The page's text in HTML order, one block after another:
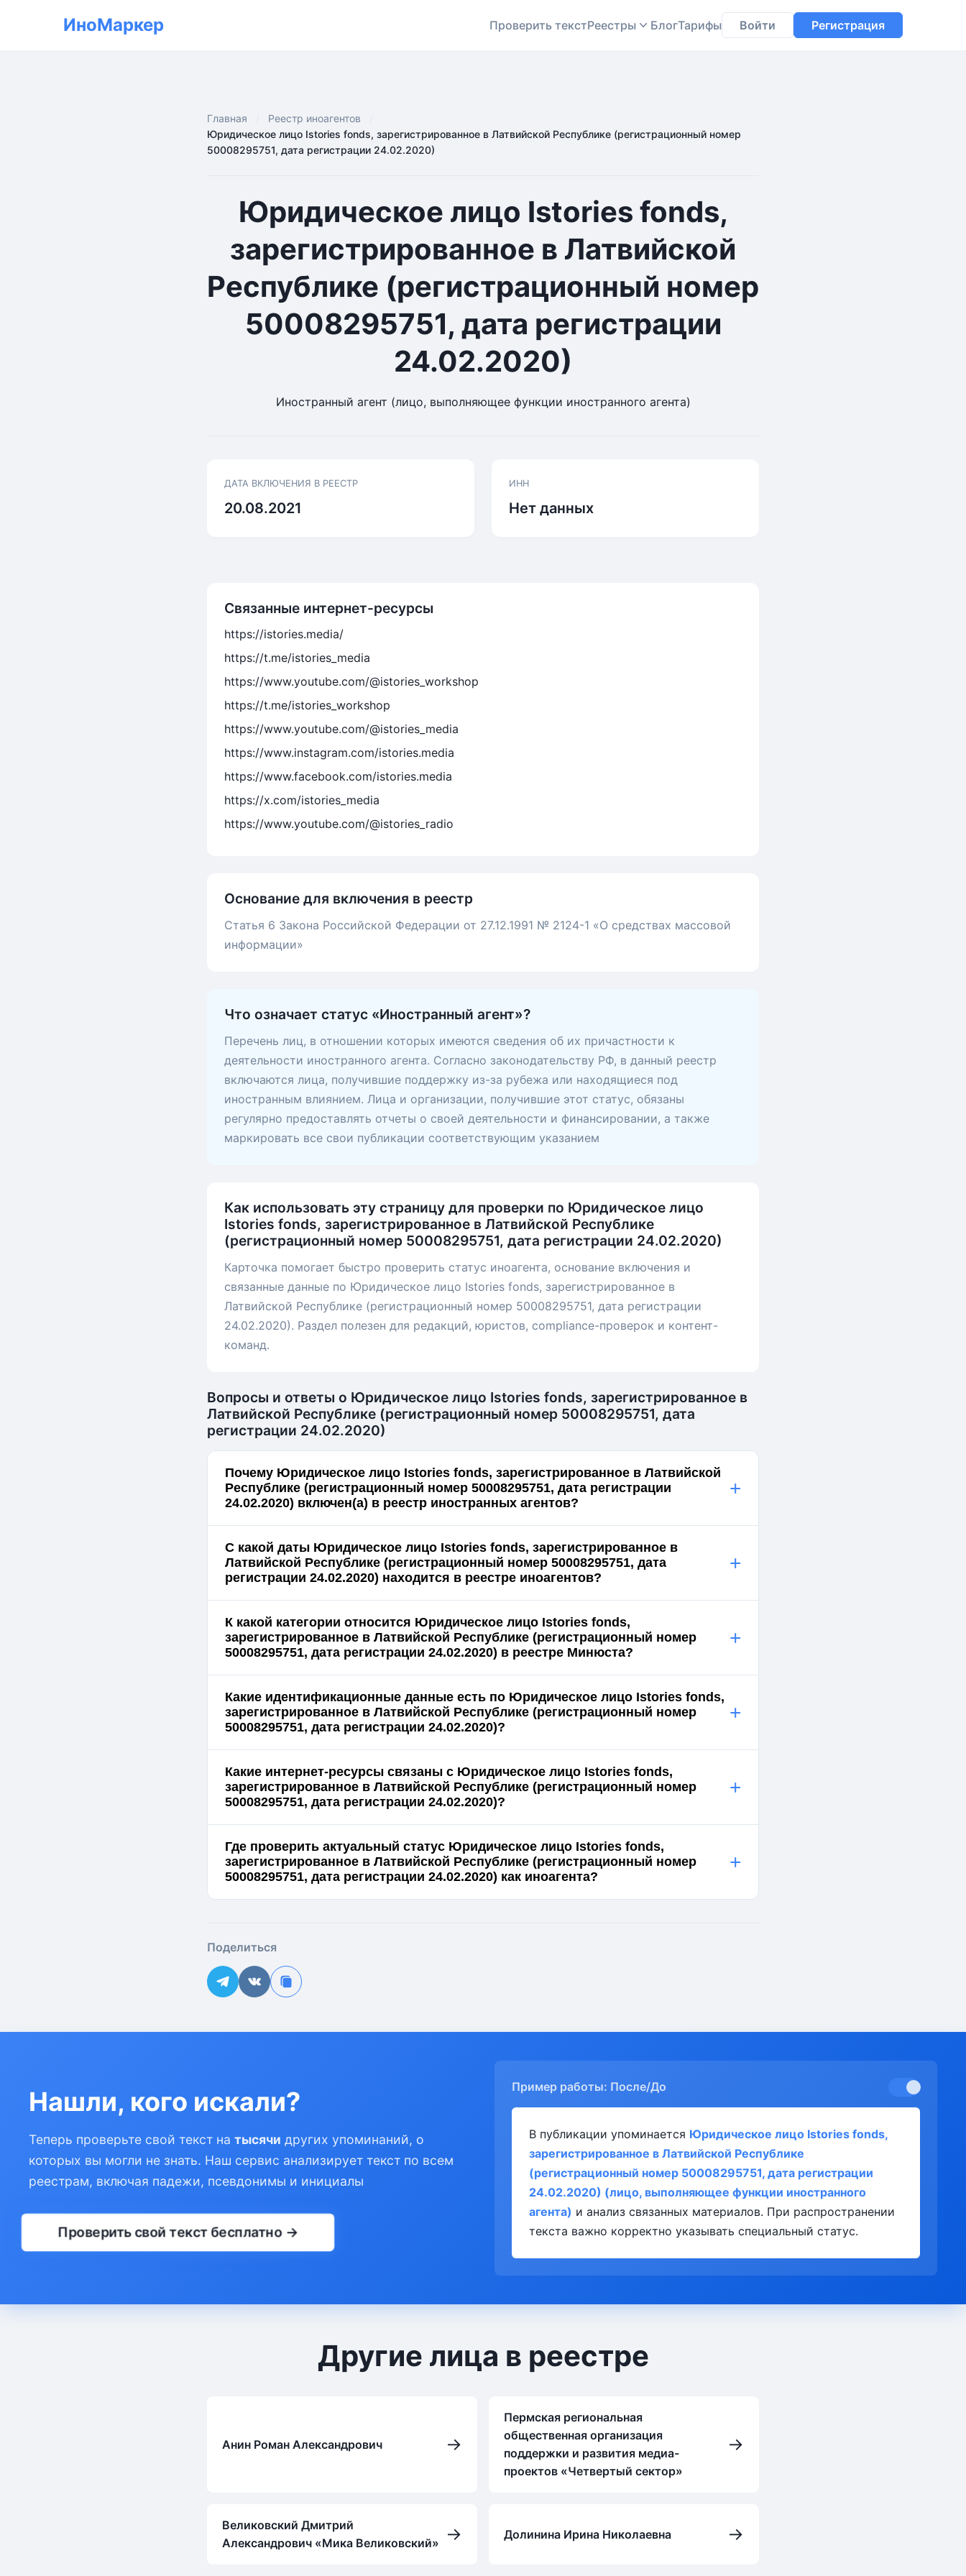
ИноМаркер Проверить текстРеестры БлогТарифы Войти Регистрация
Главная
Реестр иноагентов
Юридическое лицо Istories fonds, зарегистрированное в Латвийской Республике (регистрационный номер
50008295751, дата регистрации 24.02.2020)
Юридическое лицо Istories fonds,
зарегистрированное в Латвийской
Республике (регистрационный номер
50008295751, дата регистрации
24.02.2020)
Иностранный агент (лицо, выполняющее функции иностранного агента)
ДАТА ВКЛЮЧЕНИЯ В РЕЕСТР
20.08.2021
ИНН
Нет данных
Связанные интернет-ресурсы
https://istories.media/
https://t.me/istories_media
https://www.youtube.com/@istories_workshop
https://t.me/istories_workshop
https://www.youtube.com/@istories_media
https://www.instagram.com/istories.media
https://www.facebook.com/istories.media
https://x.com/istories_media
https://www.youtube.com/@istories_radio
Основание для включения в реестр
Статья 6 Закона Российской Федерации от 27.12.1991 № 2124-1 «О средствах массовой
информации»
Что означает статус «Иностранный агент»?
Перечень лиц, в отношении которых имеются сведения об их причастности к
деятельности иностранного агента. Согласно законодательству РФ, в данный реестр
включаются лица, получившие поддержку из-за рубежа или находящиеся под
иностранным влиянием. Лица и организации, получившие этот статус, обязаны
регулярно предоставлять отчеты о своей деятельности и финансировании, а также
маркировать все свои публикации соответствующим указанием
Как использовать эту страницу для проверки по Юридическое лицо
Istories fonds, зарегистрированное в Латвийской Республике
(регистрационный номер 50008295751, дата регистрации 24.02.2020)
Карточка помогает быстро проверить статус иноагента, основание включения и
связанные данные по Юридическое лицо Istories fonds, зарегистрированное в
Латвийской Республике (регистрационный номер 50008295751, дата регистрации
24.02.2020). Раздел полезен для редакций, юристов, compliance-проверок и контент-
команд.
Вопросы и ответы о Юридическое лицо Istories fonds, зарегистрированное в
Латвийской Республике (регистрационный номер 50008295751, дата
регистрации 24.02.2020)
Почему Юридическое лицо Istories fonds, зарегистрированное в Латвийской
Республике (регистрационный номер 50008295751, дата регистрации
24.02.2020) включен(а) в реестр иностранных агентов?
+
С какой даты Юридическое лицо Istories fonds, зарегистрированное в
Латвийской Республике (регистрационный номер 50008295751, дата
регистрации 24.02.2020) находится в реестре иноагентов?
+
К какой категории относится Юридическое лицо Istories fonds,
зарегистрированное в Латвийской Республике (регистрационный номер
50008295751, дата регистрации 24.02.2020) в реестре Минюста?
+
Какие идентификационные данные есть по Юридическое лицо Istories fonds,
зарегистрированное в Латвийской Республике (регистрационный номер
50008295751, дата регистрации 24.02.2020)?
+
Какие интернет-ресурсы связаны с Юридическое лицо Istories fonds,
зарегистрированное в Латвийской Республике (регистрационный номер
50008295751, дата регистрации 24.02.2020)?
+
Где проверить актуальный статус Юридическое лицо Istories fonds,
зарегистрированное в Латвийской Республике (регистрационный номер
50008295751, дата регистрации 24.02.2020) как иноагента?
+
Поделиться
Нашли, кого искали?
Теперь проверьте свой текст на тысячи других упоминаний, о
которых вы могли не знать. Наш сервис анализирует текст по всем
реестрам, включая падежи, псевдонимы и инициалы
Проверить свой текст бесплатно →
Пример работы: После/До
В публикации упоминается Юридическое лицо Istories fonds,
зарегистрированное в Латвийской Республике
(регистрационный номер 50008295751, дата регистрации
24.02.2020) (лицо, выполняющее функции иностранного
агента) и анализ связанных материалов. При распространении
текста важно корректно указывать специальный статус.
Другие лица в реестре
Анин Роман Александрович →
Пермская региональная
общественная организация
поддержки и развития медиа-
проектов «Четвертый сектор»
→
Великовский Дмитрий
Александрович «Мика Великовский»
→ Долинина Ирина Николаевна →